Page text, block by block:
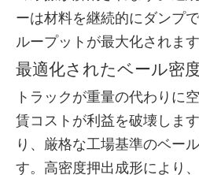
ーは材料を継続的にダンプ
ループットが最大化されます
最適化されたベール密
トラックが重量の代わりに
賃コストが利益を破壊しま
り、厳格な工場基準のベー
す。高密度押出成形により